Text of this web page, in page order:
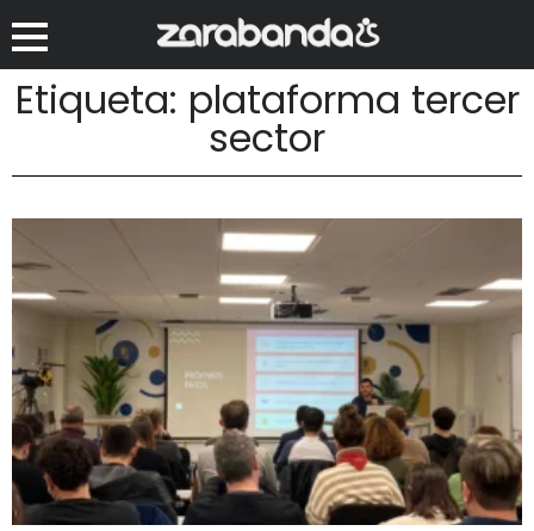
Etiqueta: plataforma tercer
sector